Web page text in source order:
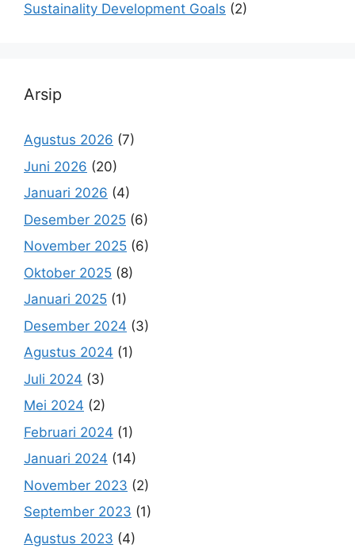
Sustainality Development Goals (2)
Arsip
Agustus 2026 (7)
Juni 2026 (20)
Januari 2026 (4)
Desember 2025 (6)
November 2025 (6)
Oktober 2025 (8)
Januari 2025 (1)
Desember 2024 (3)
Agustus 2024 (1)
Juli 2024 (3)
Mei 2024 (2)
Februari 2024 (1)
Januari 2024 (14)
November 2023 (2)
September 2023 (1)
Agustus 2023 (4)